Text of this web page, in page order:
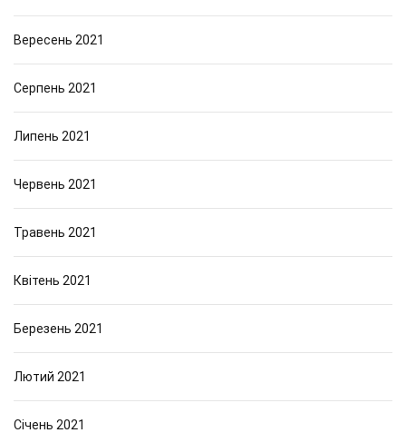
Вересень 2021
Серпень 2021
Липень 2021
Червень 2021
Травень 2021
Квітень 2021
Березень 2021
Лютий 2021
Січень 2021